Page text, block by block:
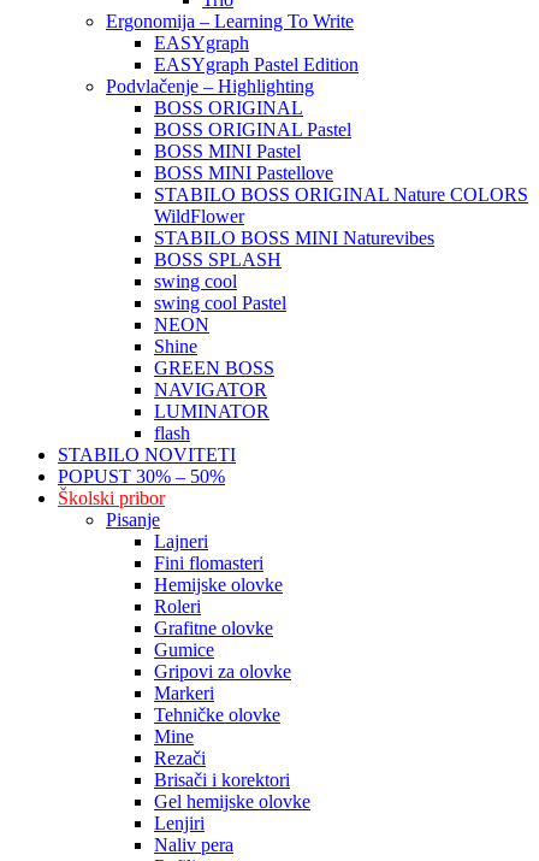
Ergonomija – Learning To Write
EASYgraph
EASYgraph Pastel Edition
Podvlačenje – Highlighting
BOSS ORIGINAL
BOSS ORIGINAL Pastel
BOSS MINI Pastel
BOSS MINI Pastellove
STABILO BOSS ORIGINAL Nature COLORS
WildFlower
STABILO BOSS MINI Naturevibes
BOSS SPLASH
swing cool
swing cool Pastel
NEON
Shine
GREEN BOSS
NAVIGATOR
LUMINATOR
flash
STABILO NOVITETI
POPUST 30% – 50%
Školski pribor
Pisanje
Lajneri
Fini flomasteri
Hemijske olovke
Roleri
Grafitne olovke
Gumice
Gripovi za olovke
Markeri
Tehničke olovke
Mine
Rezači
Brisači i korektori
Gel hemijske olovke
Lenjiri
Naliv pera